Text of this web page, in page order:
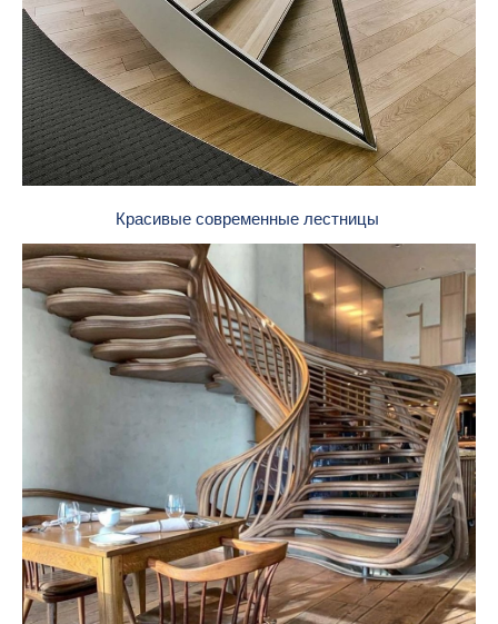
Красивые современные лестницы